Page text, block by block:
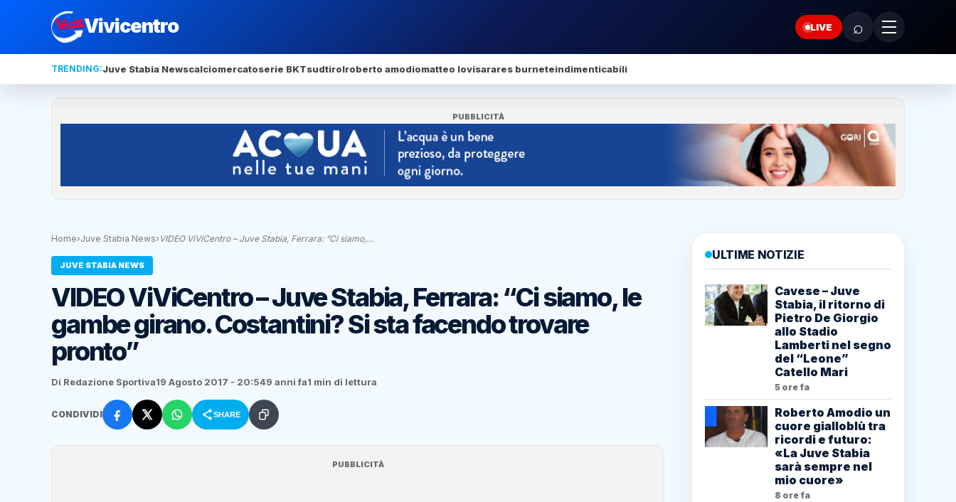
Vivicentro LIVE ⌕
TRENDING:Juve Stabia Newscalciomercatoserie BKTsudtirolroberto amodiomatteo lovisarares burneteindimenticabili
PUBBLICITÀ
Home›Juve Stabia News› VIDEO ViViCentro – Juve Stabia, Ferrara: “Ci siamo,…
JUVE STABIA NEWS
VIDEO ViViCentro – Juve Stabia, Ferrara: “Ci siamo, le
gambe girano. Costantini? Si sta facendo trovare
pronto”
Di Redazione Sportiva19 Agosto 2017 - 20:549 anni fa1 min di lettura
CONDIVIDI SHARE
PUBBLICITÀ
ULTIME NOTIZIE
Cavese – Juve
Stabia, il ritorno di
Pietro De Giorgio
allo Stadio
Lamberti nel segno
del “Leone”
Catello Mari
5 ore fa
Roberto Amodio un
cuore gialloblù tra
ricordi e futuro:
«La Juve Stabia
sarà sempre nel
mio cuore»
8 ore fa